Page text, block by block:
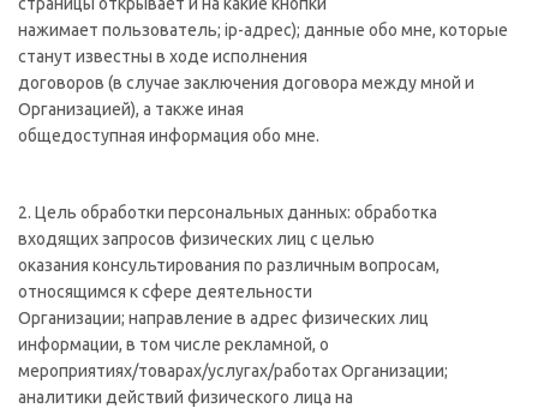
нажимает пользователь; ip-адрес); данные обо мне, которые
станут известны в ходе исполнения
договоров (в случае заключения договора между мной и
Организацией), а также иная
общедоступная информация обо мне.
2. Цель обработки персональных данных: обработка
входящих запросов физических лиц с целью
оказания консультирования по различным вопросам,
относящимся к сфере деятельности
Организации; направление в адрес физических лиц
информации, в том числе рекламной, о
мероприятиях/товарах/услугах/работах Организации;
аналитики действий физического лица на